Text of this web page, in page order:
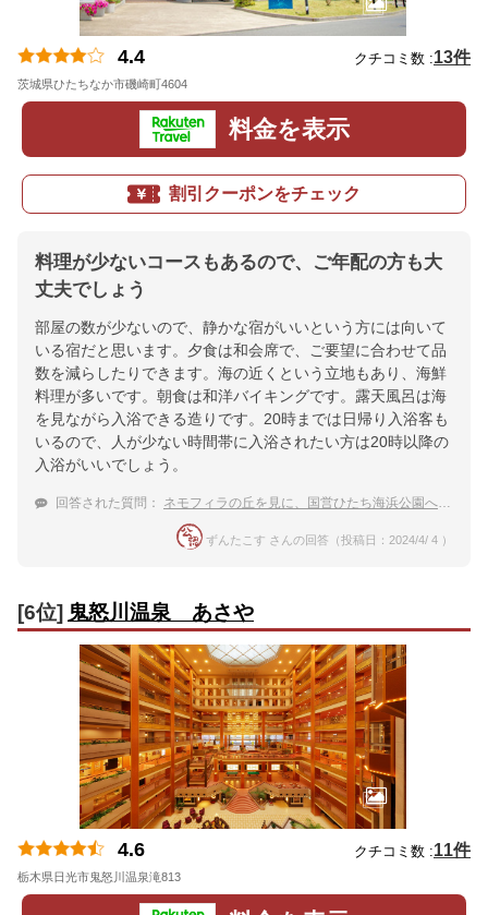
4.4 クチコミ数 :13件
茨城県ひたちなか市磯崎町4604
料金を表示
割引クーポンをチェック
料理が少ないコースもあるので、ご年配の方も大
丈夫でしょう
部屋の数が少ないので、静かな宿がいいという方には向いて
いる宿だと思います。夕食は和会席で、ご要望に合わせて品
数を減らしたりできます。海の近くという立地もあり、海鮮
料理が多いです。朝食は和洋バイキングです。露天風呂は海
を見ながら入浴できる造りです。20時までは日帰り入浴客も
いるので、人が少ない時間帯に入浴されたい方は20時以降の
入浴がいいでしょう。
回答された質問： ネモフィラの丘を見に、国営ひたち海浜公園へ行きます。周辺で露天風呂付の温泉宿はありますか？
ずんたこす さんの回答（投稿日：2024/4/ 4 ）
[6位] 鬼怒川温泉 あさや
4.6 クチコミ数 :11件
栃木県日光市鬼怒川温泉滝813